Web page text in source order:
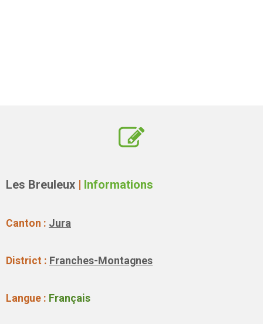
Les Breuleux | Informations
Canton : Jura
District : Franches-Montagnes
Langue : Français